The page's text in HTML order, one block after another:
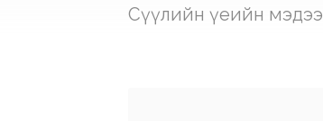
Сүүлийн үеийн мэдээ